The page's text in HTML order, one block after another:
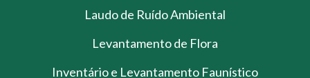
Laudo de Ruído Ambiental
Levantamento de Flora
Inventário e Levantamento Faunístico